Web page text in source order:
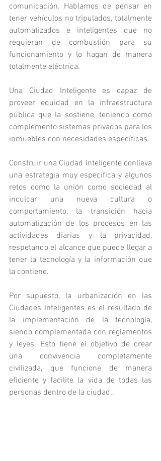
comunicación. Hablamos de pensar en
tener vehículos no tripulados, totalmente
automatizados e inteligentes que no
requieran de combustión para su
funcionamiento y lo hagan de manera
totalmente eléctrica.
Una Ciudad Inteligente es capaz de
proveer equidad en la infraestructura
pública que la sostiene, teniendo como
complemento sistemas privados para los
inmuebles con necesidades específicas.
Construir una Ciudad Inteligente conlleva
una estrategia muy específica y algunos
retos como la unión como sociedad al
inculcar una nueva cultura o
comportamiento, la transición hacia
automatización de los procesos en las
actividades diarias y la privacidad,
respetando el alcance que puede llegar a
tener la tecnología y la información que
la contiene.
Por supuesto, la urbanización en las
Ciudades Inteligentes es el resultado de
la implementación de la tecnología,
siendo complementada con reglamentos
y leyes. Esto tiene el objetivo de crear
una convivencia completamente
civilizada, que funcione de manera
eficiente y facilite la vida de todas las
personas dentro de la ciudad..